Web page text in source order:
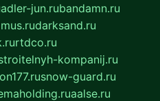
adler-jun.rubandamn.ru
darksand.ru
rtdco.ru
kompanij.ru
snow-guard.ru
aalse.ru